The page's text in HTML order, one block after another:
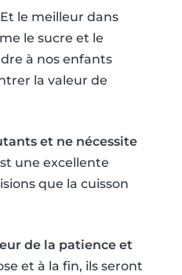
le meilleur dans
le sucre et le
à nos enfants
la valeur de
et ne nécessite
une excellente
que la cuisson
de la patience et
et à la fin, ils seront